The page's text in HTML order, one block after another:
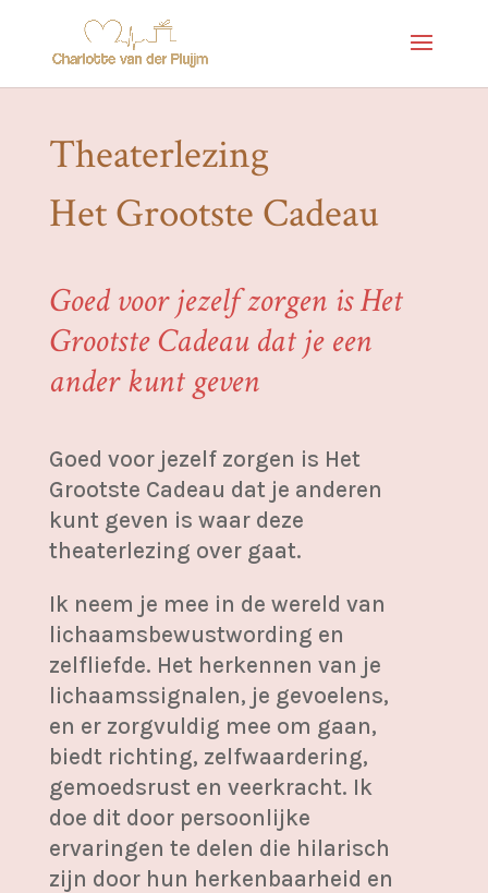
Theaterlezing
Het Grootste Cadeau
Goed voor jezelf zorgen is Het
Grootste Cadeau dat je een
ander kunt geven
Goed voor jezelf zorgen is Het
Grootste Cadeau dat je anderen
kunt geven is waar deze
theaterlezing over gaat.
Ik neem je mee in de wereld van
lichaamsbewustwording en
zelfliefde. Het herkennen van je
lichaamssignalen, je gevoelens,
en er zorgvuldig mee om gaan,
biedt richting, zelfwaardering,
gemoedsrust en veerkracht. Ik
doe dit door persoonlijke
ervaringen te delen die hilarisch
zijn door hun herkenbaarheid en